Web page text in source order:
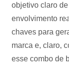
objetivo claro
envolvimento
chaves para
marca e, claro,
esse combo de